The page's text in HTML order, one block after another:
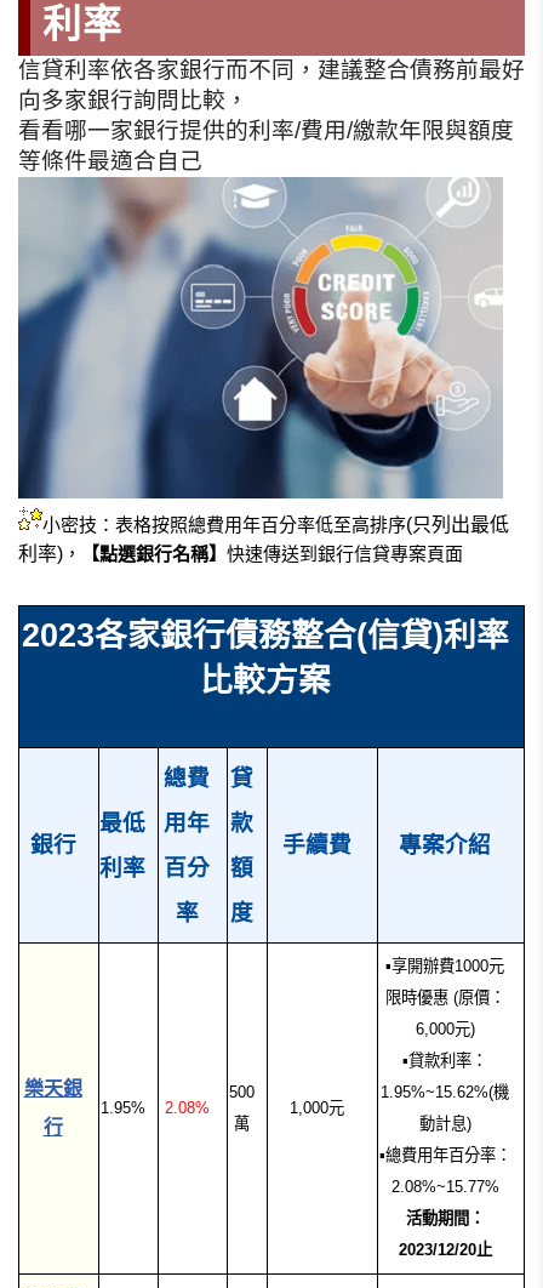
利率
信貸利率依各家銀行而不同，建議整合債務前最好
向多家銀行詢問比較，
看看哪一家銀行提供的利率/費用/繳款年限與額度
等條件最適合自己
小密技：表格按照總費用年百分率低至高排序(只列出最低
利率) ， 【點選銀行名稱】 快速傳送到銀行信貸專案頁面
2023各家銀行債務整合(信貸)利率
比較方案
銀行
最低
利率
總費
用年
百分
率
貸
款
額
度
手續費 專案介紹
樂天銀
行
1.95% 2.08%
500
萬
1,000元
▪享開辦費1000元
限時優惠 (原價：
6,000元)
▪貸款利率：
1.95%~15.62%(機
動計息)
▪總費用年百分率：
2.08%~15.77%
活動期間：
2023/12/20止